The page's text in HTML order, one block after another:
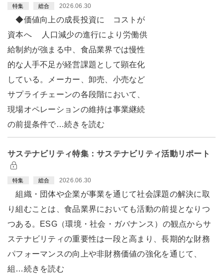
特集 総合 2026.06.30
◆価値向上の成長投資に コストが
資本へ 人口減少の進行により労働供
給制約が強まる中、食品業界では慢性
的な人手不足が経営課題として顕在化
している。メーカー、卸売、小売など
サプライチェーンの各段階において、
現場オペレーションの維持は事業継続
の前提条件で…続きを読む
サステナビリティ特集：サステナビリティ活動リポート
特集 総合 2026.06.30
組織・団体や企業が事業を通じて社会課題の解決に取
り組むことは、食品業界においても活動の前提となりつ
つある。ESG（環境・社会・ガバナンス）の観点からサ
ステナビリティの重要性は一段と高まり、長期的な財務
パフォーマンスの向上や非財務価値の強化を通じて、
組…続きを読む